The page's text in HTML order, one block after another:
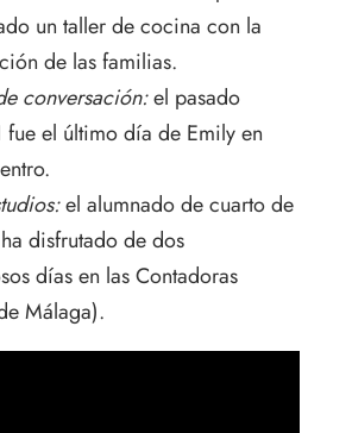
un taller de cocina con la
de las familias.
conversación:el pasado
fue el último día de Emily en
el alumnado de cuarto de
disfrutado de dos
días en las Contadoras
Málaga).